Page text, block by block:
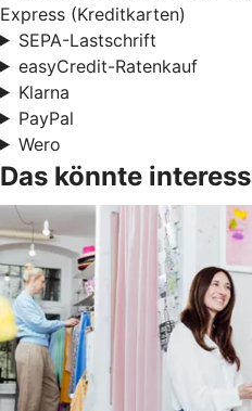
Express (Kreditkarten)
SEPA-Lastschrift
easyCredit-Ratenkauf
Klarna
PayPal
Wero
Das könnte